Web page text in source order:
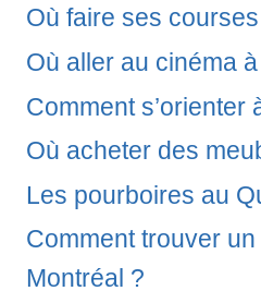
Où faire ses
Où aller au cinéma
Comment s’orienter
Où acheter des
Les pourboires au
Comment trouver
Montréal ?